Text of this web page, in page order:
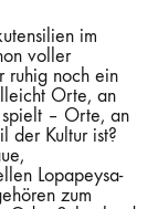
im
voller
ruhig noch ein
Orte, an
– Orte, an
der Kultur ist?
Lopapeysa-
zum